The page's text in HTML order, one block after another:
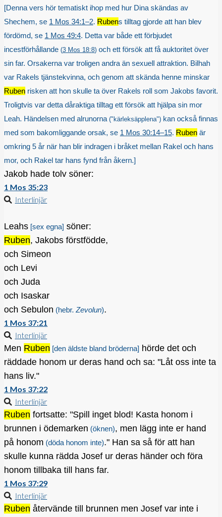
[Denna vers hör tematiskt ihop med hur Dina skändas av
Shechem, se 1 Mos 34:1–2. Rubens tilltag gjorde att han blev
fördömd, se 1 Mos 49:4. Detta var både ett förbjudet
incestförhållande (3 Mos 18:8) och ett försök att få auktoritet över
sin far. Orsakerna var troligen andra än sexuell attraktion. Bilhah
var Rakels tjänstekvinna, och genom att skända henne minskar
Ruben risken att hon skulle ta över Rakels roll som Jakobs favorit.
Troligtvis var detta dåraktiga tilltag ett försök att hjälpa sin mor
Leah. Händelsen med alrunorna("kärleksäpplena") kan också finnas
med som bakomliggande orsak, se 1 Mos 30:14–15. Ruben är
omkring 5 år när han blir indragen i bråket mellan Rakel och hans
mor, och Rakel tar hans fynd från åkern.]
Jakob hade tolv söner:
1 Mos 35:23
Interlinjär
Leahs [sex egna] söner:
Ruben, Jakobs förstfödde,
och Simeon
och Levi
och Juda
och Isaskar
och Sebulon (hebr. Zevolun).
1 Mos 37:21
Interlinjär
Men Ruben [den äldste bland bröderna] hörde det och
räddade honom ur deras hand och sa: "Låt oss inte ta
hans liv."
1 Mos 37:22
Interlinjär
Ruben fortsatte: "Spill inget blod! Kasta honom i
brunnen i ödemarken (öknen), men lägg inte er hand
på honom (döda honom inte)." Han sa så för att han
skulle kunna rädda Josef ur deras händer och föra
honom tillbaka till hans far.
1 Mos 37:29
Interlinjär
Ruben återvände till brunnen men Josef var inte i